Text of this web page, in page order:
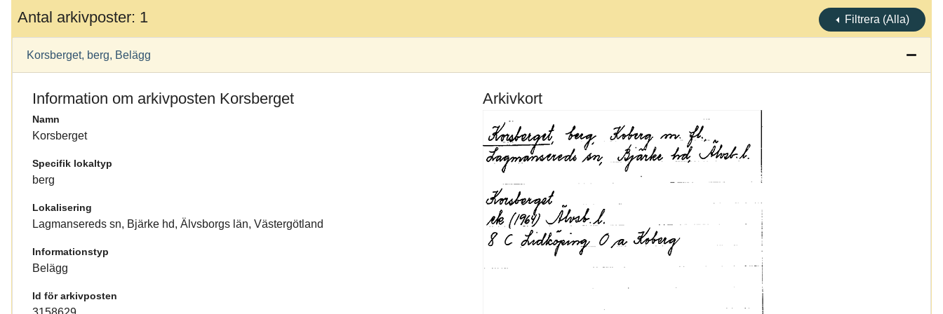
Antal arkivposter: 1 Filtrera (Alla)
Korsberget, berg, Belägg
Information om arkivposten Korsberget
Namn
Korsberget
Specifik lokaltyp
berg
Lokalisering
Lagmansereds sn, Bjärke hd, Älvsborgs län, Västergötland
Informationstyp
Belägg
Id för arkivposten
Arkivkort